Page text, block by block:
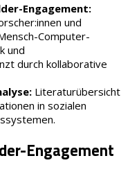
Engagement:
und
Computer-
und
durch kollaborative
Literaturübersicht
in sozialen
Engagement